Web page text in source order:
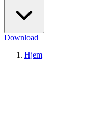
Download
Hjem